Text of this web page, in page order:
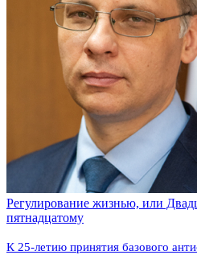
Регулирование жизнью, или
пятнадцатому
К 25-летию принятия базового